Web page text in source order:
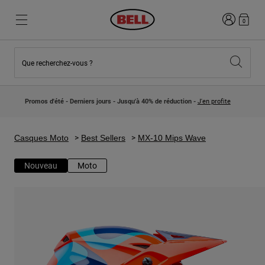
Nouveautés
Casques Motocross Enfant
Explorez Moto
Nouveautés
Lifestyle
Route et Gravel
Connexion
0
Que recherchez-vous ?
Promos d'été - Derniers jours - Jusqu'à 40% de réduction - J'en profite
Casques Moto Best Sellers MX-10 Mips Wave
Nouveau Moto